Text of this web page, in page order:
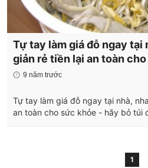
Tự tay làm giá đỗ ngay tại
giản rẻ tiền lại an toàn
9 năm trước
Tự tay làm giá đỗ ngay tại nhà,
an toàn cho sức khỏe - hãy bỏ túi
1